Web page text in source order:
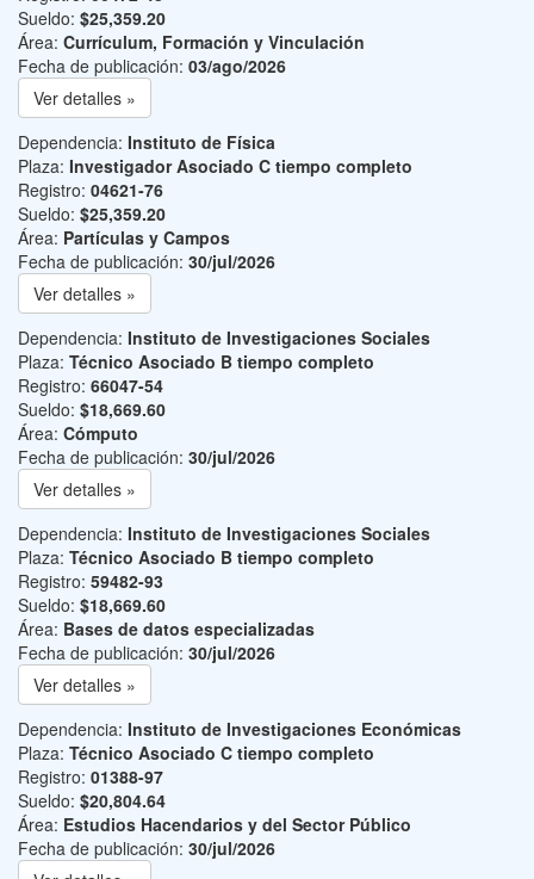
Sueldo: $25,359.20
Área: Currículum, Formación y Vinculación
Fecha de publicación: 03/ago/2026
Ver detalles »
Dependencia: Instituto de Física
Plaza: Investigador Asociado C tiempo completo
Registro: 04621-76
Sueldo: $25,359.20
Área: Partículas y Campos
Fecha de publicación: 30/jul/2026
Ver detalles »
Dependencia: Instituto de Investigaciones Sociales
Plaza: Técnico Asociado B tiempo completo
Registro: 66047-54
Sueldo: $18,669.60
Área: Cómputo
Fecha de publicación: 30/jul/2026
Ver detalles »
Dependencia: Instituto de Investigaciones Sociales
Plaza: Técnico Asociado B tiempo completo
Registro: 59482-93
Sueldo: $18,669.60
Área: Bases de datos especializadas
Fecha de publicación: 30/jul/2026
Ver detalles »
Dependencia: Instituto de Investigaciones Económicas
Plaza: Técnico Asociado C tiempo completo
Registro: 01388-97
Sueldo: $20,804.64
Área: Estudios Hacendarios y del Sector Público
Fecha de publicación: 30/jul/2026